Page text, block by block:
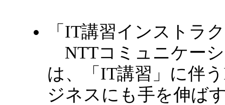
「IT講習インストラ
NTTコミュニケーシ
は、「IT講習」に伴
ジネスにも手を伸ば